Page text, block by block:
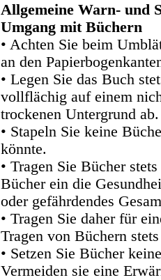
Allgemeine Warn- und
Umgang mit Büchern
• Achten Sie beim
an den
• Legen Sie das Buch
vollflächig auf einem
trockenen Untergrund ab.
• Stapeln Sie keine
könnte.
• Tragen Sie Bücher
Bücher ein die
oder gefährdendes
• Tragen Sie daher für
Tragen von Büchern
• Setzen Sie Bücher
Vermeiden sie eine